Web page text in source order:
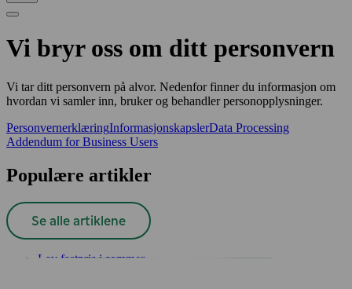
Vi bryr oss om ditt personvern
Vi tar ditt personvern på alvor. Nedenfor finner du informasjon om
hvordan vi samler inn, bruker og behandler personopplysninger.
PersonvernerklæringInformasjonskapslerData Processing
Addendum for Business Users
Populære artikler
Se alle artiklene
Lav fastpris i sommer